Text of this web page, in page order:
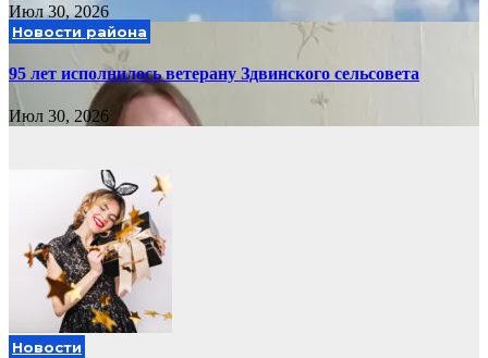
Июл 30, 2026
Новости района
95 лет исполнилось ветерану Здвинского сельсовета
Июл 30, 2026
Новости